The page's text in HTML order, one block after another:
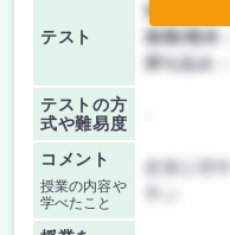
テスト
前期/中間：
後期/期末：
持ち込み：
テストの方
式や難易度
コメント
授業の内容や
学べたこと